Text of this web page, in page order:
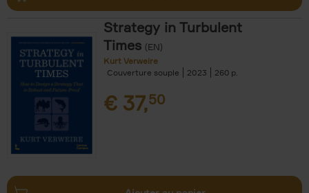
Strategy in Turbulent
Times (EN)
Kurt Verweire
Couverture souple
2023 260
€ 37,50